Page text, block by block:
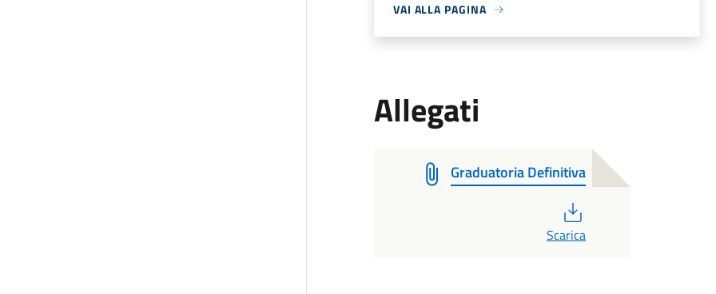
VAI ALLA PAGINA
Allegati
Graduatoria Definitiva
Scarica